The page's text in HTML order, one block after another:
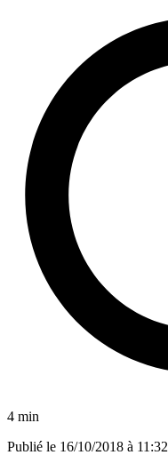
4 min
Publié le 16/10/2018 à 11:32